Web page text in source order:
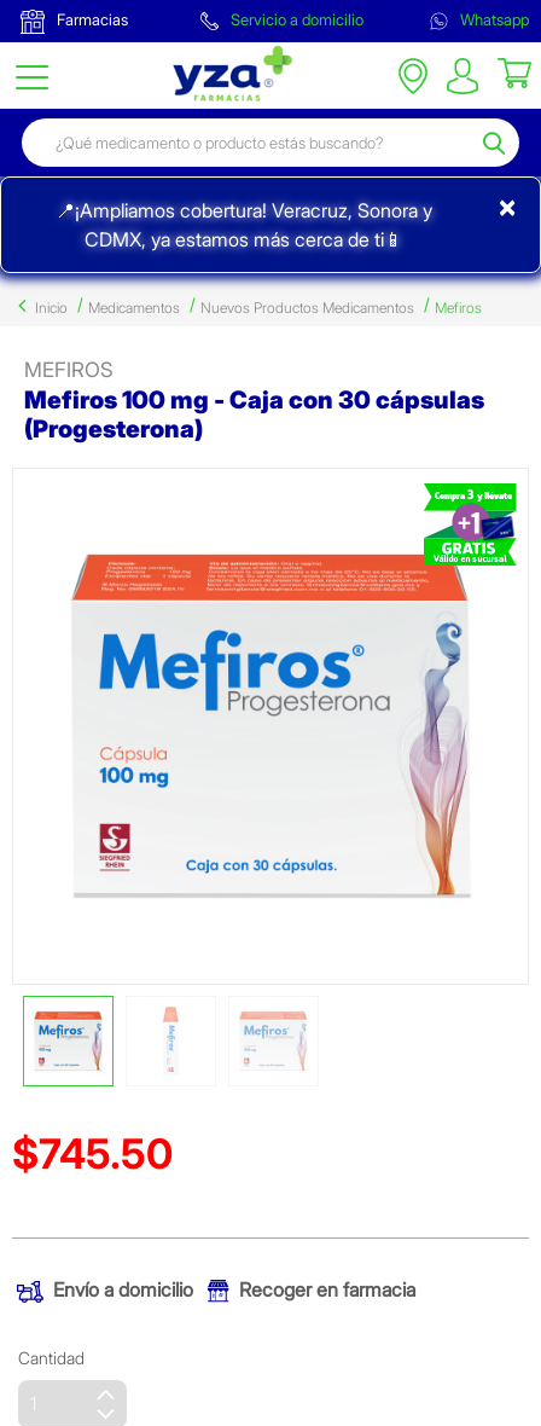
Farmacias Servicio a domicilio Whatsapp
📍¡Ampliamos cobertura! Veracruz, Sonora y
CDMX, ya estamos más cerca de ti📱
×
Inicio Medicamentos Nuevos Productos Medicamentos Mefiros
MEFIROS
Mefiros 100 mg - Caja con 30 cápsulas
(Progesterona)
Precio reducido de
$745.50
Envío a domicilio Recoger en farmacia
Cantidad